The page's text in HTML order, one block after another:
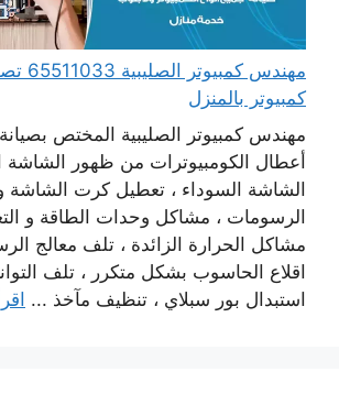
مهندس
كمبيوتر بالمنزل
مهندس كمبيوتر الصليبية المختص
أعطال الكومبيوترات من ظهور الشاشة
الشاشة السوداء ، تعطيل كرت الشاشة
الرسومات ، مشاكل وحدات الطاقة و
مشاكل الحرارة الزائدة ، تلف معالج
اقلاع الحاسوب بشكل متكرر ، تلف
استبدال بور سبلاي ، تنظيف مآخذ ...